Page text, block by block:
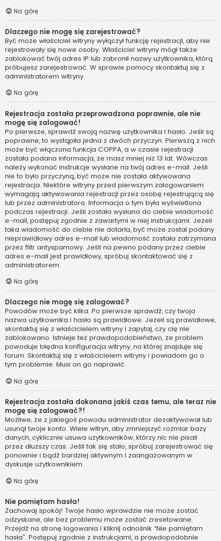
Na górę
Dlaczego nie mogę się zarejestrować?
Być może właściciel witryny wyłączył funkcję rejestracji, aby nie
rejestrowały się nowe osoby. Właściciel witryny mógł także
zablokować twój adres IP lub zabronił nazwy użytkownika, którą
próbujesz zarejestrować. W sprawie pomocy skontaktuj się z
administratorem witryny.
Na górę
Rejestracja została przeprowadzona poprawnie, ale nie
mogę się zalogować!
Po pierwsze, sprawdź swoją nazwę użytkownika i hasło. Jeśli są
poprawne, to wystąpiła jedna z dwóch przyczyn. Pierwszą z nich
może być włączona funkcja COPPA, a w czasie rejestracji
została podana informacja, że masz mniej niż 13 lat. Wówczas
należy wykonać instrukcje wysłane na twój adres e-mail. Jeśli
nie to było przyczyną, być może nie została aktywowana
rejestracja. Niektóre witryny przed pierwszym zalogowaniem
wymagają aktywowania rejestracji przez osobę rejestrującą się
lub przez administratora. Informacja o tym była wyświetlona
podczas rejestracji. Jeśli została wysłana do ciebie wiadomość
e-mail, postępuj zgodnie z zawartymi w niej instrukcjami. Jeżeli
taka wiadomość do ciebie nie dotarła, być może został podany
nieprawidłowy adres e-mail lub wiadomość została zatrzymana
przez filtr antyspamowy. Jeśli na pewno podany przez ciebie
adres e-mail jest prawidłowy, spróbuj skontaktować się z
administratorem.
Na górę
Dlaczego nie mogę się zalogować?
Powodów może być kilka. Po pierwsze sprawdź, czy twoja
nazwa użytkownika i hasło są prawidłowe. Jeżeli są prawidłowe,
skontaktuj się z właścicielem witryny i zapytaj, czy cię nie
zablokowano. Istnieje też prawdopodobieństwo, że problem
powoduje błędna konfiguracja witryny, na której znajduje się
forum. Skontaktuj się z właścicielem witryny i powiadom go o
tym problemie. Musi on go naprawić.
Na górę
Rejestracja została dokonana jakiś czas temu, ale teraz nie
mogę się zalogować?!
Możliwe, że z jakiegoś powodu administrator dezaktywował lub
usunął twoje konto. Wiele witryn, aby zmniejszyć rozmiar bazy
danych, cyklicznie usuwa użytkowników, którzy nic nie pisali
przez dłuższy czas. Jeśli tak się stało, spróbuj zarejestrować się
ponownie i bądź bardziej aktywnym i zaangażowanym w
dyskusje użytkownikiem.
Na górę
Nie pamiętam hasła!
Zachowaj spokój! Twoje hasło wprawdzie nie może zostać
odzyskane, ale bez problemu może zostać zresetowane.
Przejdź na stronę logowania i kliknij odnośnik “Nie pamiętam
hasła”. Postępuj zgodnie z instrukcjami, a prawdopodobnie